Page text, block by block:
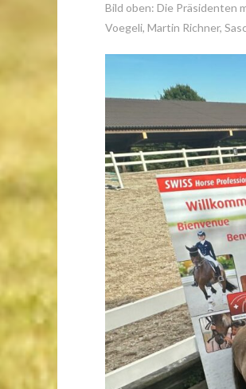
Bild oben: Die Präsidenten
Voegeli, Martin Richner,